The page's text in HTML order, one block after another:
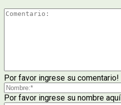
Por favor ingrese su comentario!
Por favor ingrese su nombre aquí